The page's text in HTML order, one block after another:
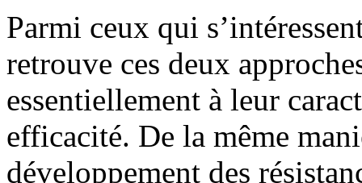
Parmi ceux qui
retrouve ces deux
essentiellement à leur
efficacité. De la même
développement des